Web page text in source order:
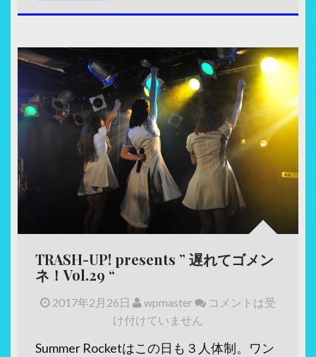
TRASH-UP! presents ” 遅れてゴメン
ネ！Vol.29 “
2017年2月26日 wpmaster
コメントは受
け付けていません
Summer Rocketはこの日も３人体制。ワン